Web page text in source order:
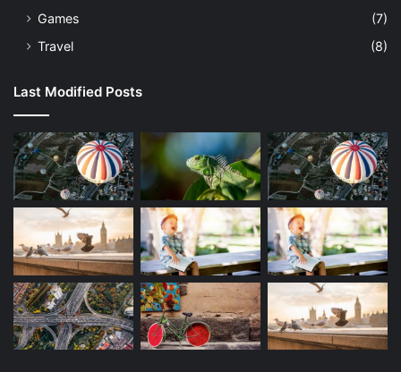
Games
(7)
Travel
(8)
Last Modified Posts